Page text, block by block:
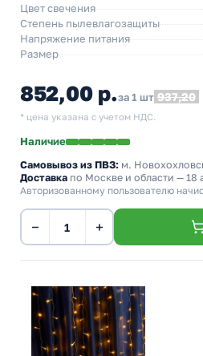
Цвет свечения
Степень пылевлагозащиты
Напряжение питания
Размер
852,00 р.за 1 шт 937,20
* цена указана с учетом НДС.
Наличие
Самовывоз из ПВЗ: м.
Доставка по Москве и области — 18
Авторизованному пользователю
− +